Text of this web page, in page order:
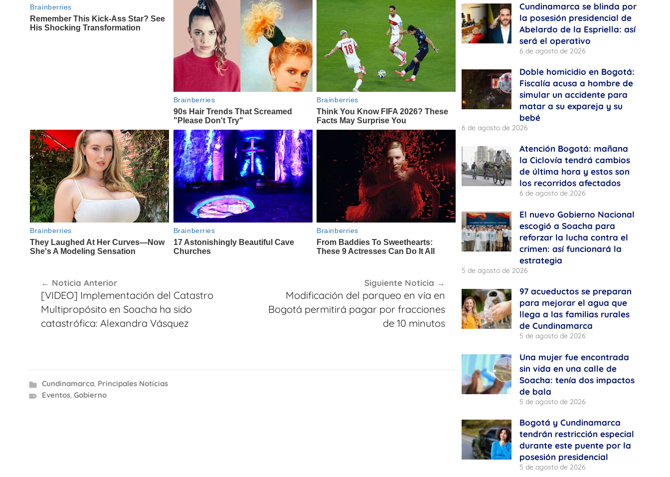
de
entradas
Noticia Anterior
[VIDEO] Implementación del Catastro
Multipropósito en Soacha ha sido
catastrófica: Alexandra Vásquez
Siguiente Noticia
Modificación del parqueo en vía en
Bogotá permitirá pagar por fracciones
de 10 minutos
Cundinamarca, Principales Noticias
Eventos, Gobierno
Cundinamarca se blinda por
la posesión presidencial de
Abelardo de la Espriella: así
será el operativo
6 de agosto de 2026
Doble homicidio en Bogotá:
Fiscalía acusa a hombre de
simular un accidente para
matar a su expareja y su
bebé
6 de agosto de 2026
Atención Bogotá: mañana
la Ciclovía tendrá cambios
de última hora y estos son
los recorridos afectados
6 de agosto de 2026
El nuevo Gobierno Nacional
escogió a Soacha para
reforzar la lucha contra el
crimen: así funcionará la
estrategia
5 de agosto de 2026
97 acueductos se preparan
para mejorar el agua que
llega a las familias rurales
de Cundinamarca
5 de agosto de 2026
Una mujer fue encontrada
sin vida en una calle de
Soacha: tenía dos impactos
de bala
5 de agosto de 2026
Bogotá y Cundinamarca
tendrán restricción especial
durante este puente por la
posesión presidencial
5 de agosto de 2026